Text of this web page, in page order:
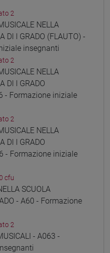
2
NELLA
DI I GRADO (FLAUTO) -
insegnanti
2
NELLA
DI I GRADO
- Formazione iniziale
2
NELLA
DI I GRADO
- Formazione iniziale
cfu
SCUOLA
- A60 - Formazione
2
- A063 -